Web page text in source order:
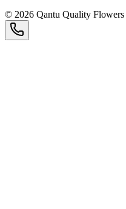
© 2026 Qantu Quality Flowers